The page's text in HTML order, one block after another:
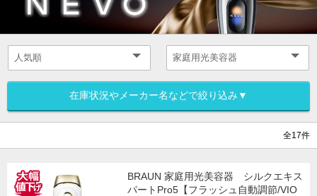
在庫状況やメーカー名などで絞り込み▼
全17件
BRAUN 家庭用光美容器 シルクエキス
パートPro5【フラッシュ自動調節/VIO